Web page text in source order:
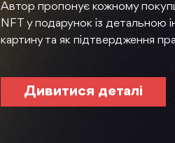
Автор пропонує кожному
NFT у подарунок із детальною
картину та як підтвердження
Дивитися деталі